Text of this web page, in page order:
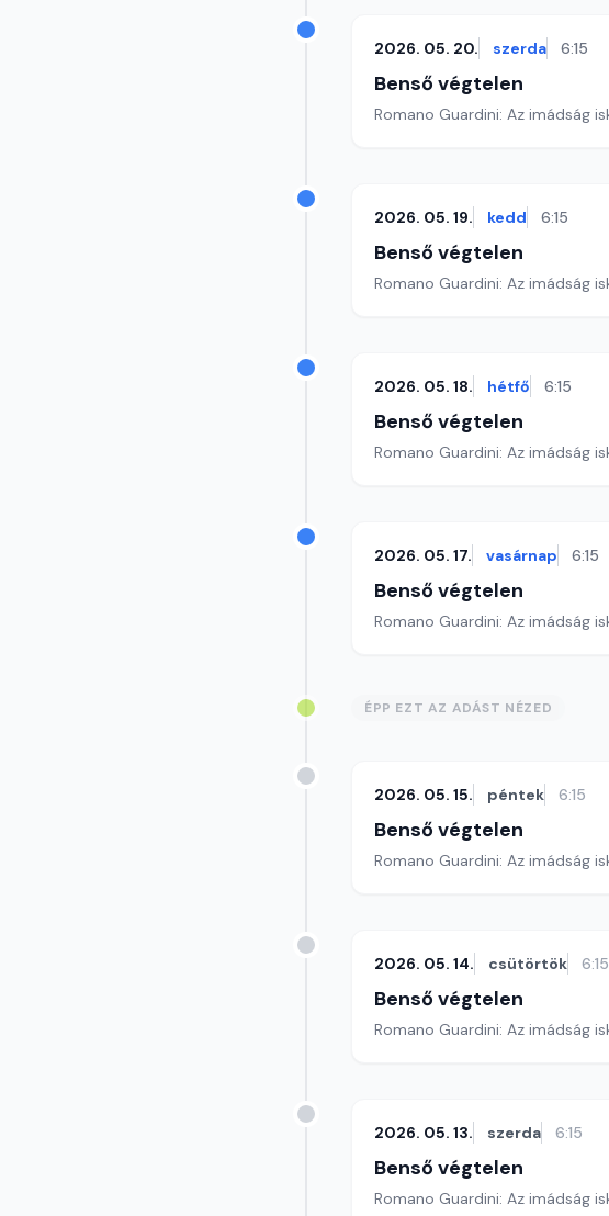
2026. 05. 20. szerda 6:15
Benső végtelen
2026. 05. 19. kedd 6:15
Benső végtelen
2026. 05. 18. hétfő 6:15
Benső végtelen
2026. 05. 17. vasárnap 6:15
Benső végtelen
ÉPP EZT AZ ADÁST NÉZED
2026. 05. 15. péntek 6:15
Benső végtelen
2026. 05. 14. csütörtök 6:15
Benső végtelen
2026. 05. 13. szerda 6:15
Benső végtelen